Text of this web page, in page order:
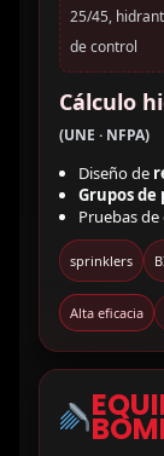
25/45,
de control
Cálculo
(UNE · NFPA)
Diseño de
Grupos de
Pruebas
sprinklers
Alta eficacia